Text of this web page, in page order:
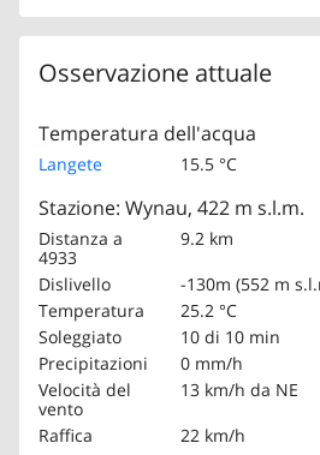
Osservazione attuale
Temperatura dell'acqua
Langete 15.5 °C
Stazione: Wynau, 422 m s.l.m.
Distanza a
4933
9.2 km
Dislivello
-130m (552 m
Temperatura
25.2 °C
Soleggiato
10 di 10 min
Precipitazioni
0 mm/h
Velocità del
vento
13 km/h da NE
Raffica
22 km/h